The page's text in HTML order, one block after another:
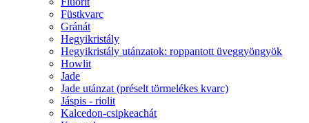
Füstkvarc
Gránát
Hegyikristály
Hegyikristály utánzatok: roppantott üveggyöngyök
Howlit
Jade
Jade utánzat (préselt törmelékes kvarc)
Jáspis - riolit
Kalcedon-csipkeachát